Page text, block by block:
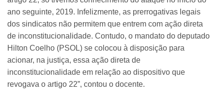
ano seguinte, 2019. Infelizmente, as prerrogativas legais
dos sindicatos não permitem que entrem com ação direta
de inconstitucionalidade. Contudo, o mandato do deputado
Hilton Coelho (PSOL) se colocou à disposição para
acionar, na justiça, essa ação direta de
inconstitucionalidade em relação ao dispositivo que
revogava o artigo 22”, contou o docente.